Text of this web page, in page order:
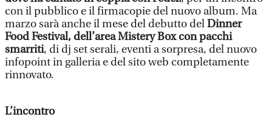
con il pubblico e il firmacopie del nuovo album. Ma
marzo sarà anche il mese del debutto delDinner
Food Festival, dell’area Mistery Box con pacchi
smarriti, di dj set serali, eventi a sorpresa, del nuovo
infopoint in galleria e del sito web completamente
rinnovato.
L’incontro